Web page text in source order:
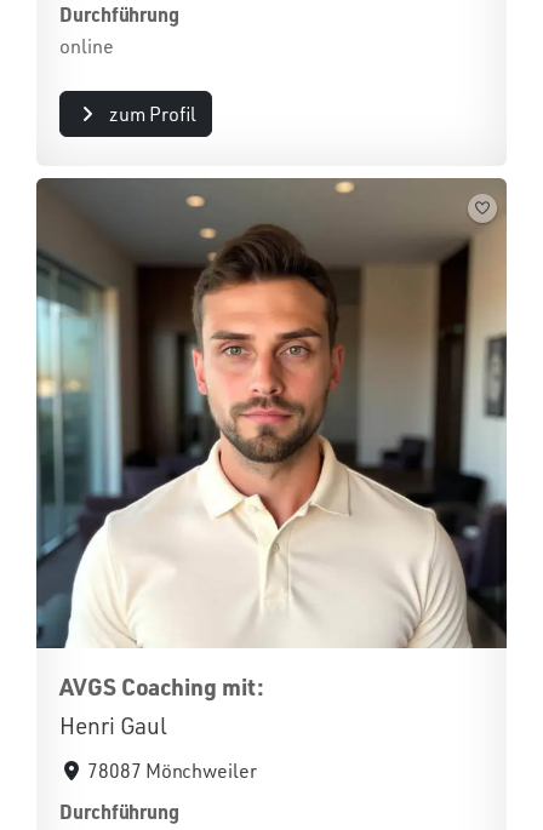
Durchführung
online
zum Profil
AVGS Coaching mit:
Henri Gaul
78087 Mönchweiler
Durchführung